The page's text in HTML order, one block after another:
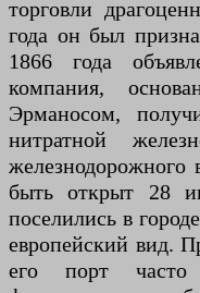
торговли
года он был
1866 года
компания,
Эрманосом,
нитратной
железнодорожного
быть открыт 28
поселились в
европейский вид.
его порт часто